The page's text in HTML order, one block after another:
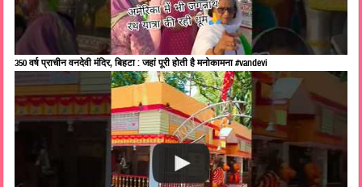
350 वर्ष प्राचीन वनदेवी मंदिर, बिहटा : जहां पूरी होती है मनोकामना #vandevi